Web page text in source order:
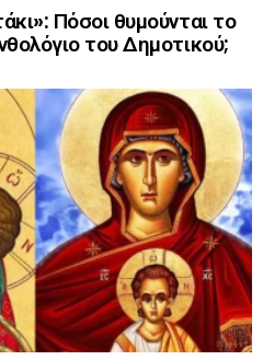
Πόσοι θυμούνται το
του Δημοτικού;